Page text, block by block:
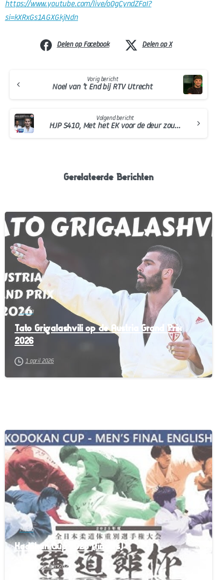
https://www.youtube.com/live/o0gCyndZFaI?
si=kXRxGs1AGXGkjNdn
Delen op Facebook Delen op X
Reading
Vorig bericht
Noel van ’t End bij RTV Utrecht
Volgend bericht
HJP S410, Met het EK voor de deur zou je Albert bijna vergeten
Gerelateerde Berichten
-
Media
Tato Grigalashvili op de Austria Grand Prix
2026
1 april 2026
-
Media
Kodokan Cup 2025 (finales)
26 november 2025